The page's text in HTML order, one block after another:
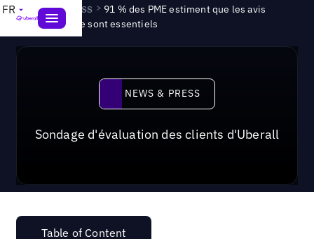
FR News & Press > 91 % des PME estiment que les avis
clients en ligne sont essentiels
News & Press
NEWS & PRESS
Sondage d'évaluation des clients d'Uberall
Table of Content